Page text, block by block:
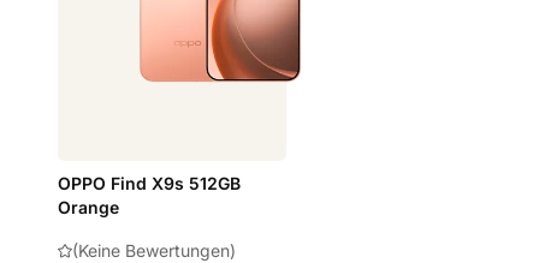
OPPO Find X9s 512GB
Orange
(Keine Bewertungen)